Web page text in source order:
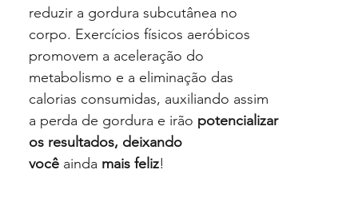
reduzir a gordura subcutânea no
corpo. Exercícios físicos aeróbicos
promovem a aceleração do
metabolismo e a eliminação das
calorias consumidas, auxiliando assim
a perda de gordura e irão potencializar
os resultados, deixando
você ainda mais feliz!